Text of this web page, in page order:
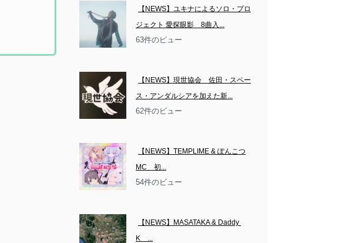
【NEWS】ユキナによるソロ・プロ
ジェクト 愛探眼影　8曲入...
63件のビュー
【NEWS】現世協会　佐田・スペー
ス・アンダルシアを加えた新...
62件のビュー
【NEWS】TEMPLIME & ぽんこつ
MC　初...
54件のビュー
【NEWS】MASATAKA & Daddy
K　...